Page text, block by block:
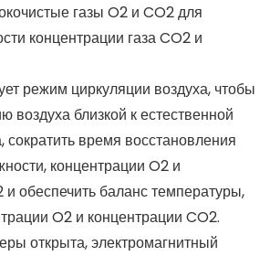
газы O2 и CO2 для
концентрации газа CO2 и
режим циркуляции воздуха, чтобы
воздуха близкой к естественной
сократить время восстановления
концентрации O2 и
и обеспечить баланс температуры,
O2 и концентрации CO2.
открыта, электромагнитный